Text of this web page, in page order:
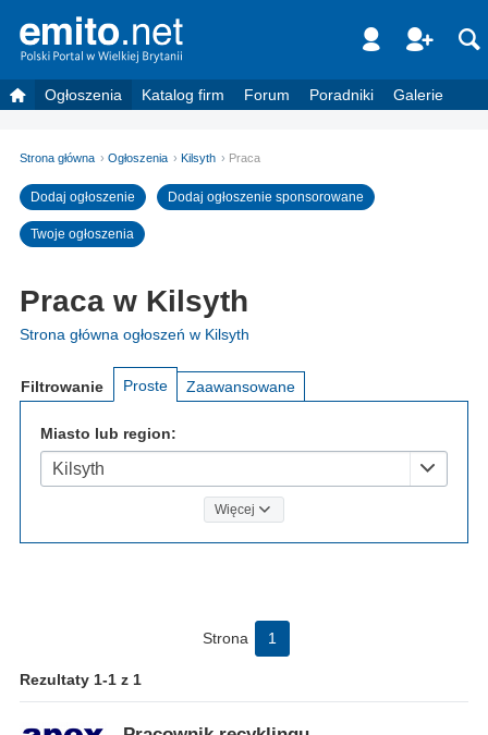
Ogłoszenia Katalog firm Forum Poradniki Galerie
Strona główna Ogłoszenia Kilsyth Praca
Dodaj ogłoszenie Dodaj ogłoszenie sponsorowane
Twoje ogłoszenia
Praca w Kilsyth
Strona główna ogłoszeń w Kilsyth
Filtrowanie Proste Zaawansowane
Miasto lub region:
Kilsyth
Więcej
Strona 1
Rezultaty 1-1 z 1